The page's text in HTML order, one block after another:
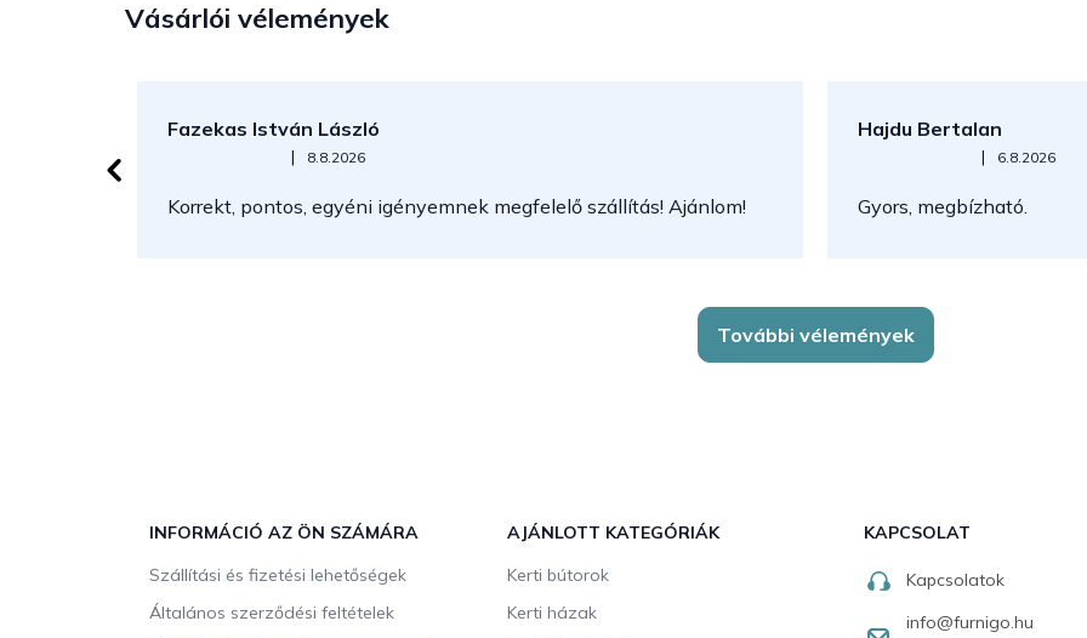
Vásárlói vélemények
Fazekas István László
Az áruház értékelése 5-ből 5 csillag.
| 8.8.2026
Korrekt, pontos, egyéni igényemnek megfelelő szállítás! Ajánlom!
Hajdu Bertalan
Az áruház értékelése 5-ből
| 6.8.2026
Gyors, megbízható.
További vélemények
INFORMÁCIÓ AZ ÖN SZÁMÁRA
Szállítási és fizetési lehetőségek
Általános szerződési feltételek
AJÁNLOTT KATEGÓRIÁK
Kerti bútorok
Kerti házak
KAPCSOLAT
Kapcsolatok
info@furnigo.hu